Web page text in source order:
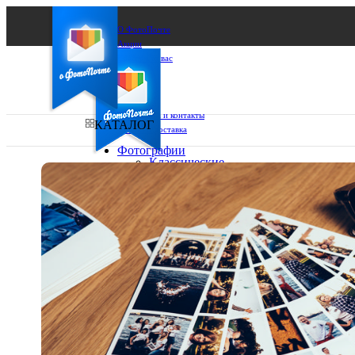
О ФотоПочте
Акции
Сделаем за вас
Бизнесу
FAQ
Франшиза
Поддержка и контакты
Оплата и доставка
Ваш город:
Ваш регион доставки
Выберите из списка:
КАТАЛОГ
Фотографии
Классические
фото
10х10
10х15
13х18
15х15
15х20
20х20
20х30
30х30
30х40
А4
Фото
в